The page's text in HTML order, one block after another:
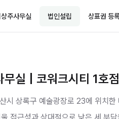
상주사무실 법인설립 상표권 등
무실 | 코워크시티 1호점
시 상록구 예술광장로 23에 위치한